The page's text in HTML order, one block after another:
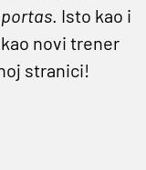
. Isto kao i
novi trener
stranici!